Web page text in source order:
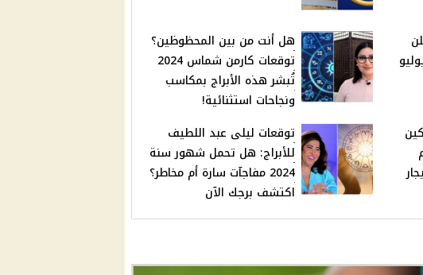
هل أنت من بين المحظوظين؟
توقعات كارمن شماس 2024
تُبشر هذه الأبراج بمكاسب
ونجاحات استثنائية!
توقعات ليلى عبد اللطيف
للأبراج: هل تحمل شهور سنة
2024 مفاجآت سارة أم مخاطر؟
اكتشف برجك الآن